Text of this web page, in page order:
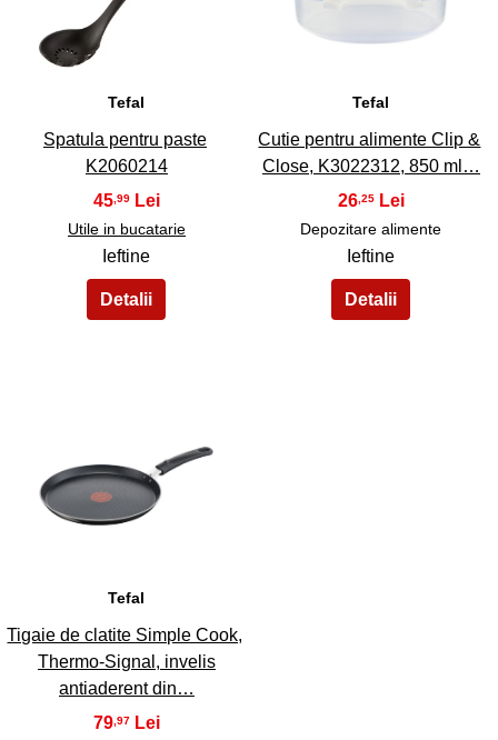
Tefal
Spatula pentru paste
K2060214
45,99
Utile in bucatarie
Ieftine
Tefal
Cutie pentru alimente Clip &
Close, K3022312, 850 ml…
26,25
Depozitare alimente
Ieftine
Tefal
Tigaie de clatite Simple Cook,
Thermo-Signal, invelis
antiaderent din…
79,97